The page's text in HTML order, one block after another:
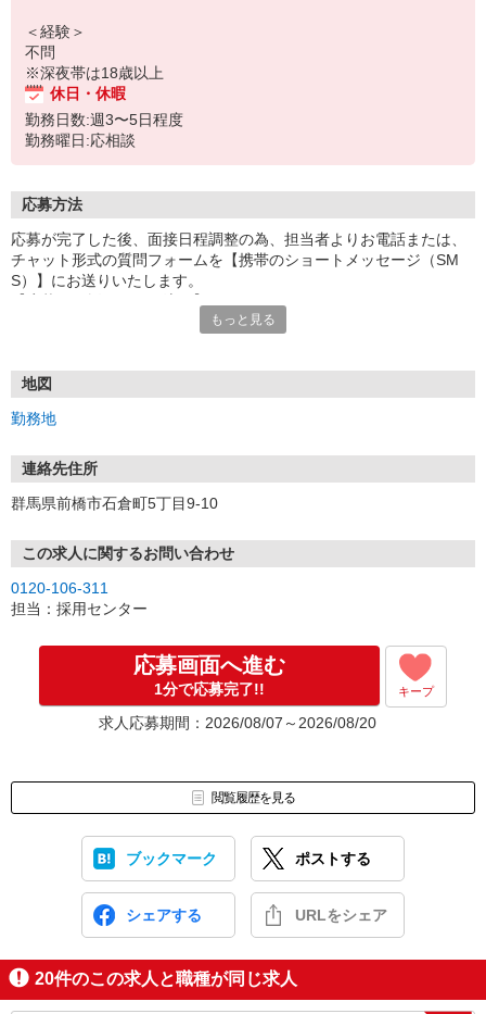
＜経験＞
不問
※深夜帯は18歳以上
休日・休暇
勤務日数:週3〜5日程度
勤務曜日:応相談
応募方法
応募が完了した後、面接日程調整の為、担当者よりお電話または、
チャット形式の質問フォームを【携帯のショートメッセージ（SM
S）】にお送りいたします。
1.応募…Webもしくはお電話より応募ください。
※実技試験はドライバーの職種のみとなります。
もっと見る
地図
勤務地
連絡先住所
群馬県前橋市石倉町5丁目9-10
この求人に関するお問い合わせ
0120-106-311
担当：採用センター
応募画面へ進む
1分で応募完了!! キープ
求人応募期間：2026/08/07～2026/08/20
閲覧履歴を見る
ブックマーク ポストする
シェアする URLをシェア
20件のこの求人と職種が同じ求人